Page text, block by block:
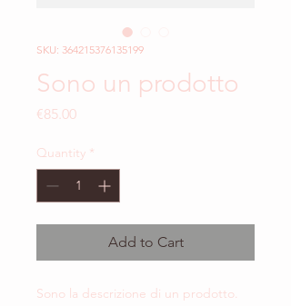
SKU: 364215376135199
Sono un prodotto
€85.00Price
Quantity *
Add to Cart
Sono la descrizione di un prodotto.